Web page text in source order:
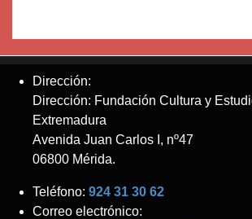
Dirección:
Dirección: Fundación Cultura y
Extremadura
Avenida Juan Carlos I, nº47
06800 Mérida.
Teléfono: 924 31 30 62
Correo electrónico: